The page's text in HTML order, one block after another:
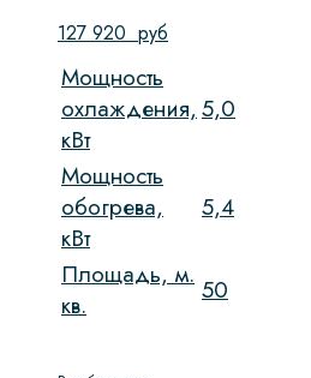
127 920 руб
Мощность
охлаждения,
кВт
5,0
Мощность
обогрева,
кВт
5,4
Площадь, м.
кв.
50